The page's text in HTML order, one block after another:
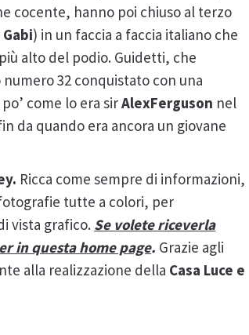
cocente, hanno poi chiuso al terzo
Gabi) in un faccia a faccia italiano che
alto del podio. Guidetti, che
32 conquistato con una
come lo era sirAlexFerguson nel
da quando era ancora un giovane
Ricca come sempre di informazioni,
tutte a colori, per
vista grafico. Se volete riceverla
in questa home page. Grazie agli
alla realizzazione della Casa Luce e